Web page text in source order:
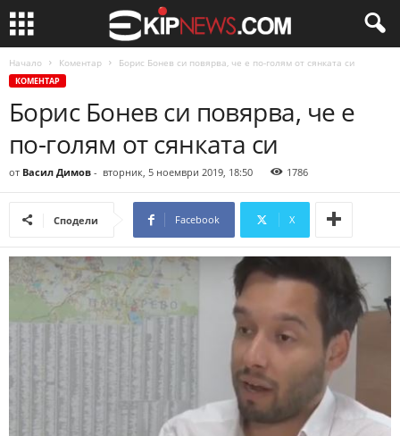
Начало Коментар Борис Бонев си повярва, че е по-голям от сянката си
КОМЕНТАР
Борис Бонев си повярва, че е
по-голям от сянката си
от Васил Димов - вторник, 5 ноември 2019, 18:50 1786
Сподели Facebook X